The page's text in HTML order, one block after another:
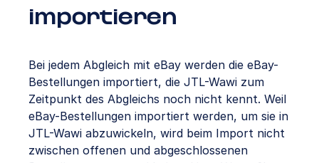
importieren
Bei jedem Abgleich mit eBay werden die eBay-
Bestellungen importiert, die JTL-Wawi zum
Zeitpunkt des Abgleichs noch nicht kennt. Weil
eBay-Bestellungen importiert werden, um sie in
JTL-Wawi abzuwickeln, wird beim Import nicht
zwischen offenen und abgeschlossenen